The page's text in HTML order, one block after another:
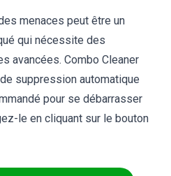
menaces peut être un
qui nécessite des
avancées. Combo Cleaner
suppression automatique
pour se débarrasser
le en cliquant sur le bouton